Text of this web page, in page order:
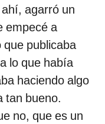
agarró un
empecé a
publicaba
lo que había
haciendo algo
tan bueno.
no, que es un